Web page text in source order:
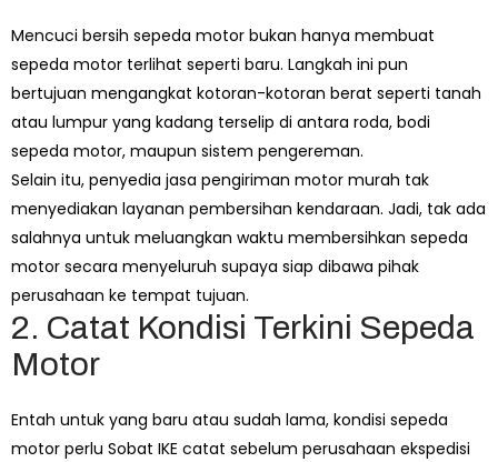
Mencuci bersih sepeda motor bukan hanya membuat
sepeda motor terlihat seperti baru. Langkah ini pun
bertujuan mengangkat kotoran-kotoran berat seperti tanah
atau lumpur yang kadang terselip di antara roda, bodi
sepeda motor, maupun sistem pengereman.
Selain itu, penyedia jasa pengiriman motor murah tak
menyediakan layanan pembersihan kendaraan. Jadi, tak ada
salahnya untuk meluangkan waktu membersihkan sepeda
motor secara menyeluruh supaya siap dibawa pihak
perusahaan ke tempat tujuan.
2. Catat Kondisi Terkini Sepeda
Motor
Entah untuk yang baru atau sudah lama, kondisi sepeda
motor perlu Sobat IKE catat sebelum perusahaan ekspedisi